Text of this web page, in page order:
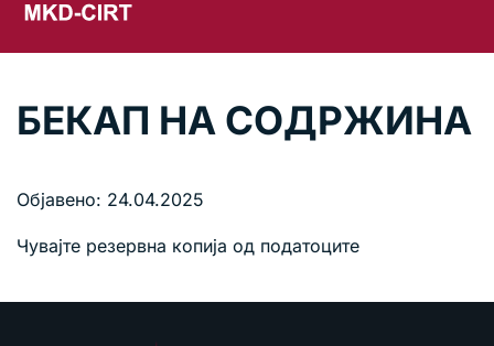
БЕКАП НА СОДРЖИНА
Објавено: 24.04.2025
Чувајте резервна копија од податоците